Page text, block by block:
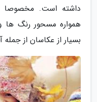
داشته است. مخصوصا
همواره مسحور رنگ
بسیار از عکاسان از جمله